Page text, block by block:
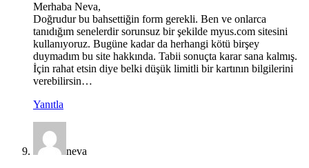
Merhaba Neva,
Doğrudur bu bahsettiğin form gerekli. Ben ve onlarca
tanıdığım senelerdir sorunsuz bir şekilde myus.com sitesini
kullanıyoruz. Bugüne kadar da herhangi kötü birşey
duymadım bu site hakkında. Tabii sonuçta karar sana kalmış.
İçin rahat etsin diye belki düşük limitli bir kartının bilgilerini
verebilirsin…
Yanıtla
neva